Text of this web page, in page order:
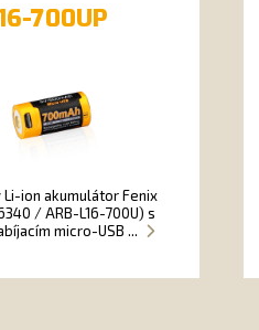
700UP
ion akumulátor Fenix
/ ARB-L16-700U) s
micro-USB ...